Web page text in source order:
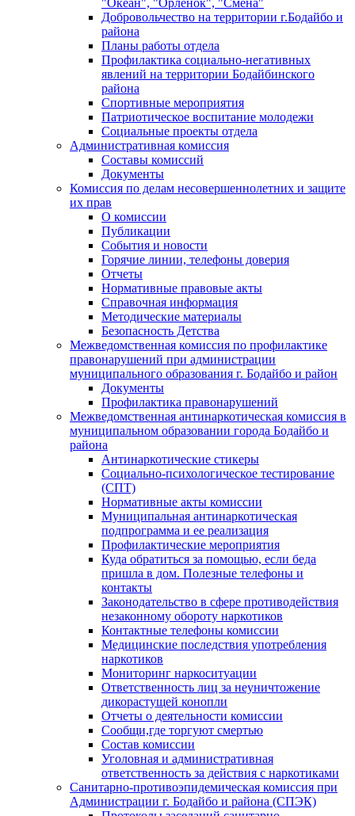
"Океан", "Орленок", "Смена"
Добровольчество на территории г.Бодайбо и
района
Планы работы отдела
Профилактика социально-негативных
явлений на территории Бодайбинского
района
Спортивные мероприятия
Патриотическое воспитание молодежи
Социальные проекты отдела
Административная комиссия
Составы комиссий
Документы
Комиссия по делам несовершеннолетних и защите
их прав
О комиссии
Публикации
События и новости
Горячие линии, телефоны доверия
Отчеты
Нормативные правовые акты
Справочная информация
Методические материалы
Безопасность Детства
Межведомственная комиссия по профилактике
правонарушений при администрации
муниципального образования г. Бодайбо и район
Документы
Профилактика правонарушений
Межведомственная антинаркотическая комиссия в
муниципальном образовании города Бодайбо и
района
Антинаркотические стикеры
Социально-психологическое тестирование
(СПТ)
Нормативные акты комиссии
Муниципальная антинаркотическая
подпрограмма и ее реализация
Профилактические мероприятия
Куда обратиться за помощью, если беда
пришла в дом. Полезные телефоны и
контакты
Законодательство в сфере противодействия
незаконному обороту наркотиков
Контактные телефоны комиссии
Медицинские последствия употребления
наркотиков
Мониторинг наркоситуации
Ответственность лиц за неуничтожение
дикорастущей конопли
Отчеты о деятельности комиссии
Сообщи,где торгуют смертью
Состав комиссии
Уголовная и административная
ответственность за действия с наркотиками
Санитарно-противоэпидемическая комиссия при
Администрации г. Бодайбо и района (СПЭК)